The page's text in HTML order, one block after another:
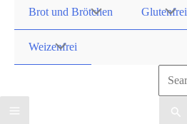
Brot und Brötchen Glutenfrei
Weizenfrei
Suchen
nach: